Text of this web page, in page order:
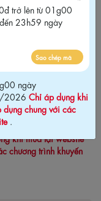
lên từ 01g00
23h59 ngày
Sao chép mã
ngày 06/08/2026
khi mua tại website
chương trình khuyến
trở lên từ 01g00
23h59 ngày
Sao chép mã
ngày
2026 Chỉ áp dụng khi
dụng chung với các